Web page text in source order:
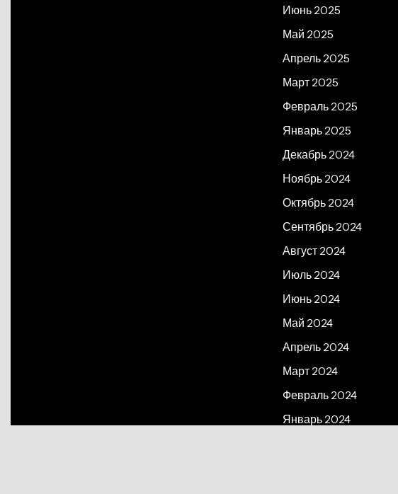
Июнь 2025
Май 2025
Апрель 2025
Март 2025
Февраль 2025
Январь 2025
Декабрь 2024
Ноябрь 2024
Октябрь 2024
Сентябрь 2024
Август 2024
Июль 2024
Июнь 2024
Май 2024
Апрель 2024
Март 2024
Февраль 2024
Январь 2024